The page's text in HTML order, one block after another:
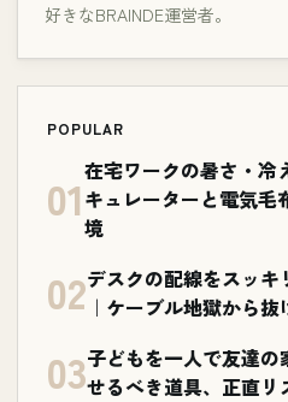
好きなBRAINDE運営者。
POPULAR
01在宅ワークの暑さ・冷
キュレーターと電気毛
境
02デスクの配線をスッ
｜ケーブル地獄から
03子どもを一人で友達
せるべき道具、正直リ